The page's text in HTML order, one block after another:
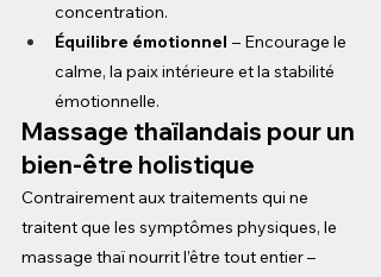
concentration.
Équilibre émotionnel – Encourage le
calme, la paix intérieure et la stabilité
émotionnelle.
Massage thaïlandais pour un
bien-être holistique
Contrairement aux traitements qui ne
traitent que les symptômes physiques, le
massage thaï nourrit l’être tout entier –